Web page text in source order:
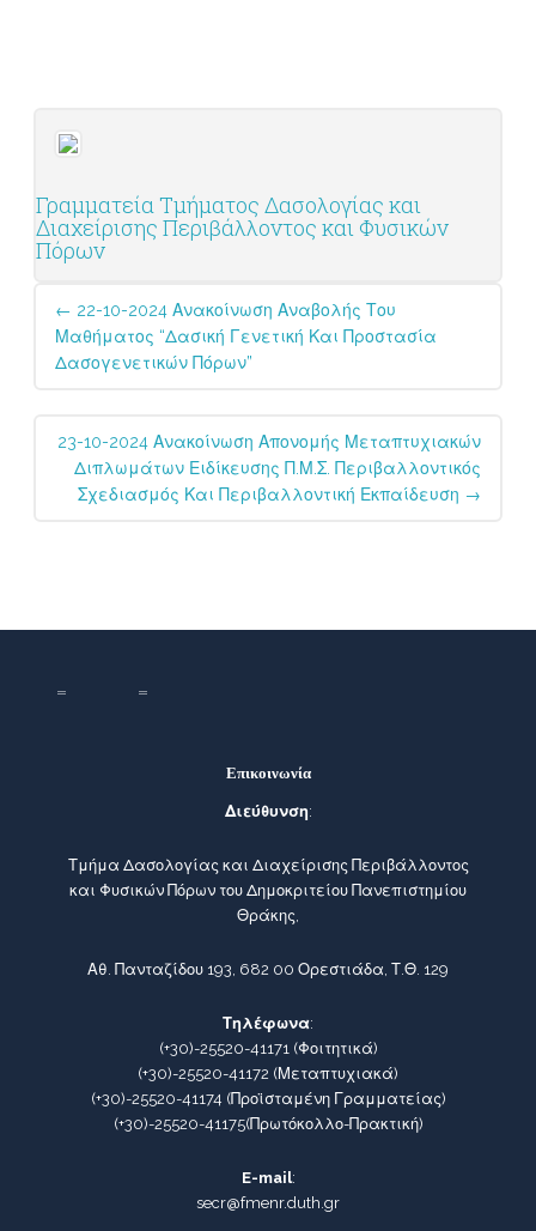
Γραμματεία Τμήματος Δασολογίας και
Διαχείρισης Περιβάλλοντος και Φυσικών
Πόρων
Post
navigation
← 22-10-2024 Ανακοίνωση Αναβολής Του
Μαθήματος “Δασική Γενετική Και Προστασία
Δασογενετικών Πόρων”
23-10-2024 Ανακοίνωση Απονομής Μεταπτυχιακών
Διπλωμάτων Ειδίκευσης Π.Μ.Σ. Περιβαλλοντικός
Σχεδιασμός Και Περιβαλλοντική Εκπαίδευση →
Επικοινωνία
Διεύθυνση:
Τμήμα Δασολογίας και Διαχείρισης Περιβάλλοντος
και Φυσικών Πόρων του Δημοκριτείου Πανεπιστημίου
Θράκης,
Αθ. Πανταζίδου 193, 682 00 Ορεστιάδα, Τ.Θ. 129
Τηλέφωνα:
(+30)-25520-41171 (Φοιτητικά)
(+30)-25520-41172 (Μεταπτυχιακά)
(+30)-25520-41174 (Προϊσταμένη Γραμματείας)
(+30)-25520-41175(Πρωτόκολλο-Πρακτική)
E-mail:
secr@fmenr.duth.gr